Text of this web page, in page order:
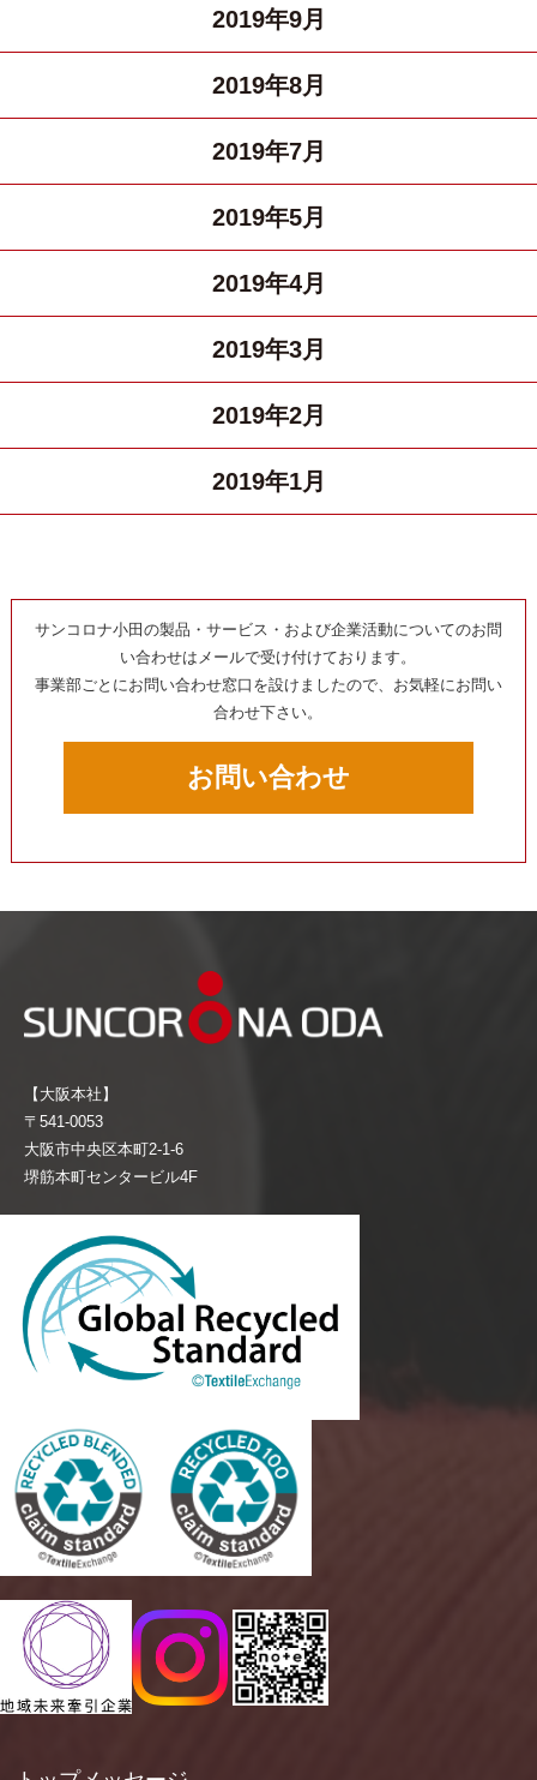
2019年9月
2019年8月
2019年7月
2019年5月
2019年4月
2019年3月
2019年2月
2019年1月
サンコロナ小田の製品・サービス・および企業活動についてのお問
い合わせはメールで受け付けております。
事業部ごとにお問い合わせ窓口を設けましたので、お気軽にお問い
合わせ下さい。
お問い合わせ
【大阪本社】
〒541-0053
大阪市中央区本町2-1-6
堺筋本町センタービル4F